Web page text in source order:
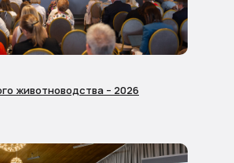
животноводства – 2026